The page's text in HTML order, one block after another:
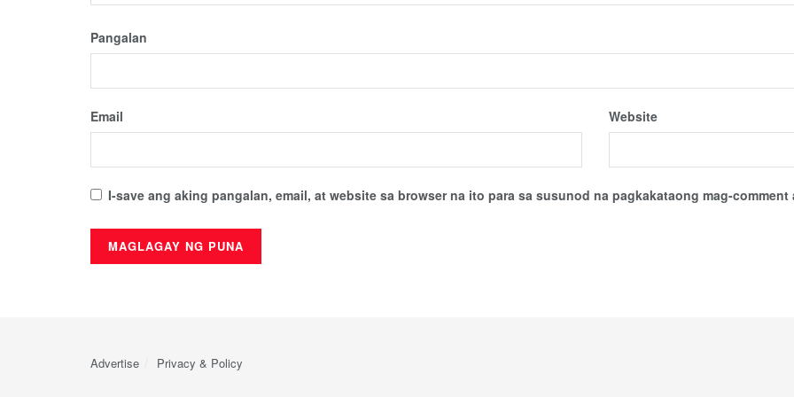
Pangalan
Email Website
I-save ang aking pangalan, email, at website sa browser na ito para sa susunod na pagkakataong mag-comment
Advertise Privacy & Policy